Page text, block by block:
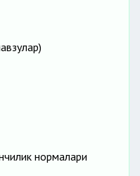
нормалари